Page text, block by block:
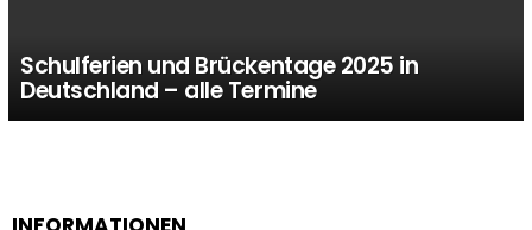
Schulferien und Brückentage 2025 in
Deutschland – alle Termine